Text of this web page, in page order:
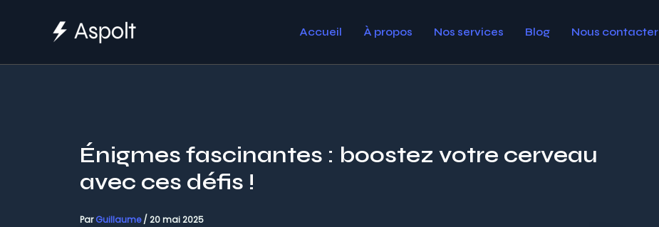
Accueil À propos Nos services Blog Nous contacter
Énigmes fascinantes : boostez votre cerveau
avec ces défis !
ParGuillaume/ 20 mai 2025